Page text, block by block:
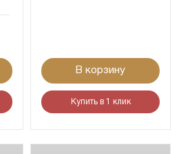
В корзину
Купить в 1 клик